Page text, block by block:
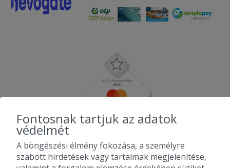
Fontosnak tartjuk az adatok
védelmét
A böngészési élmény fokozása, a személyre
szabott hirdetések vagy tartalmak megjelenítése,